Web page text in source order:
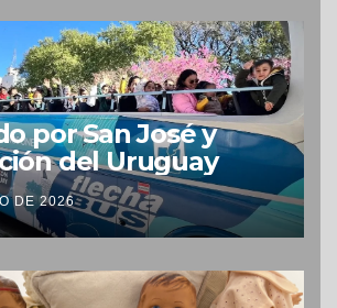
por San José y
del Uruguay
DE 2026